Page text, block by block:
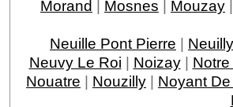
Morand | Mosnes | Mouzay |
Neuille Pont Pierre |
Neuvy Le Roi | Noizay|
Nouatre | Nouzilly | Noyant